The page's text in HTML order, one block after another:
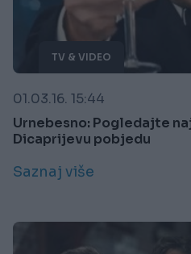
TV & VIDEO
01.03.16. 15:44
Urnebesno: Pogledajte
Dicaprijevu pobjedu
Saznaj više